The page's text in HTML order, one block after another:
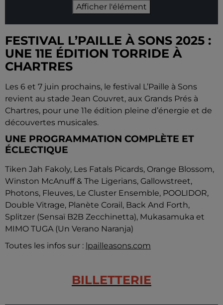
Afficher l'élément
FESTIVAL L’PAILLE À SONS 2025 :
UNE 11E ÉDITION TORRIDE À
CHARTRES
Les 6 et 7 juin prochains, le festival L’Paille à Sons
revient au stade Jean Couvret, aux Grands Prés à
Chartres, pour une 11e édition pleine d’énergie et de
découvertes musicales.
UNE PROGRAMMATION COMPLÈTE ET
ÉCLECTIQUE
Tiken Jah Fakoly, Les Fatals Picards, Orange Blossom,
Winston McAnuff & The Ligerians, Gallowstreet,
Photons, Fleuves, Le Cluster Ensemble, POOLIDOR,
Double Vitrage, Planète Corail, Back And Forth,
Splitzer (Sensaï B2B Zecchinetta), Mukasamuka et
MIMO TUGA (Un Verano Naranja)
Toutes les infos sur : lpailleasons.com
BILLETTERIE